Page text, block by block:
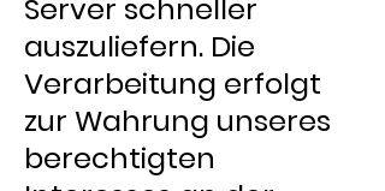
Server schneller
auszuliefern. Die
Verarbeitung erfolgt
zur Wahrung unseres
berechtigten